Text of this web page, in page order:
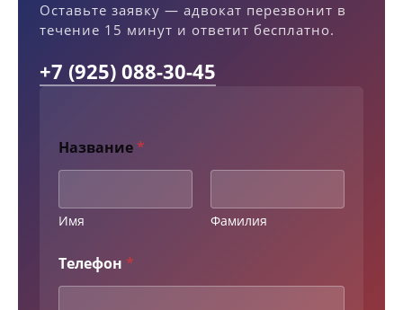
Оставьте заявку — адвокат перезвонит в
течение 15 минут и ответит бесплатно.
+7 (925) 088-30-45
е
л
ф
о
Т
е
к
Название *
Имя Фамилия
Телефон *